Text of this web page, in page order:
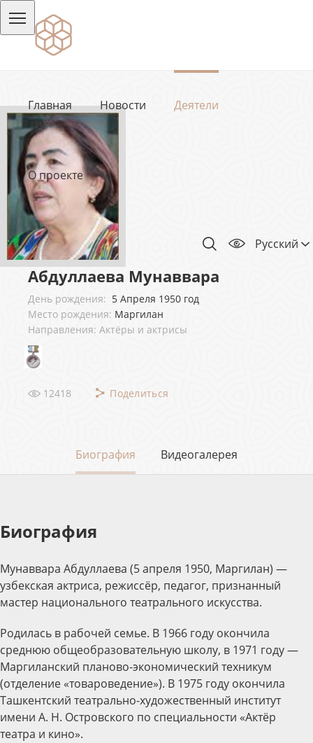
Главная Новости Деятели
О проекте
Русский
Абдуллаева Мунаввара
День рождения: 5 Апреля 1950 год
Место рождения: Маргилан
Направления: Актёры и актрисы
12418 Поделиться
Биография Видеогалерея
Биография
Мунаввара Абдуллаева (5 апреля 1950, Маргилан) —
узбекская актриса, режиссёр, педагог, признанный
мастер национального театрального искусства.
Родилась в рабочей семье. В 1966 году окончила
среднюю общеобразовательную школу, в 1971 году —
Маргиланский планово-экономический техникум
(отделение «товароведение»). В 1975 году окончила
Ташкентский театрально-художественный институт
имени А. Н. Островского по специальности «Актёр
театра и кино».